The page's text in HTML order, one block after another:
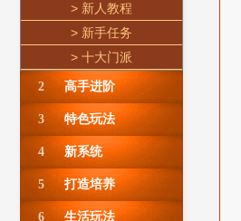
> 新人教程
> 新手任务
> 十大门派
2 高手进阶
3 特色玩法
4 新系统
5 打造培养
6 生活玩法